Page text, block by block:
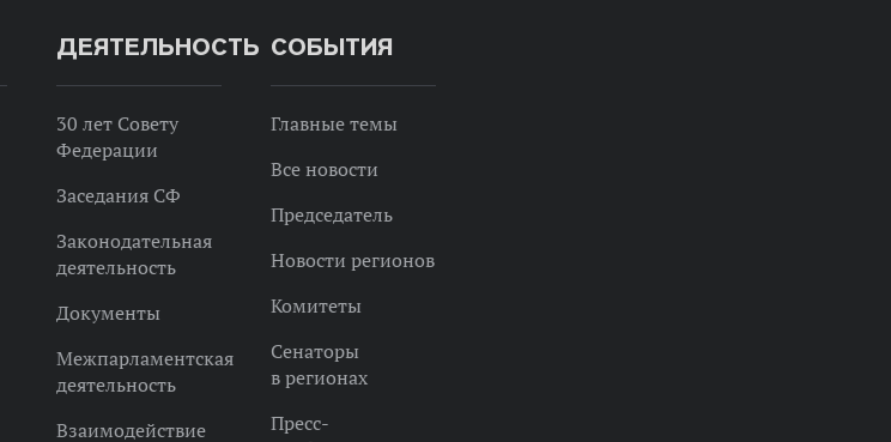
ДЕЯТЕЛЬНОСТЬ
30 лет Совету
Федерации
Заседания СФ
Законодательная
деятельность
Документы
Межпарламентская
деятельность
Взаимодействие
СОБЫТИЯ
Главные темы
Все новости
Председатель
Новости регионов
Комитеты
Сенаторы
в регионах
Пресс-